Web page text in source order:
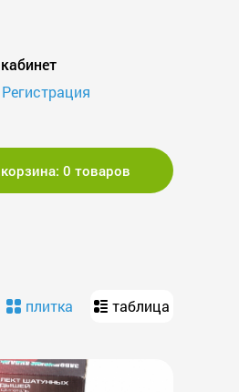
Регистрация
корзина: 0 товаров
плитка таблица